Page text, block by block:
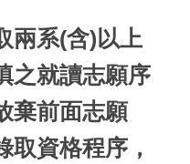
兩系(含)以上
之就讀志願序
棄前面志願
取資格程序，